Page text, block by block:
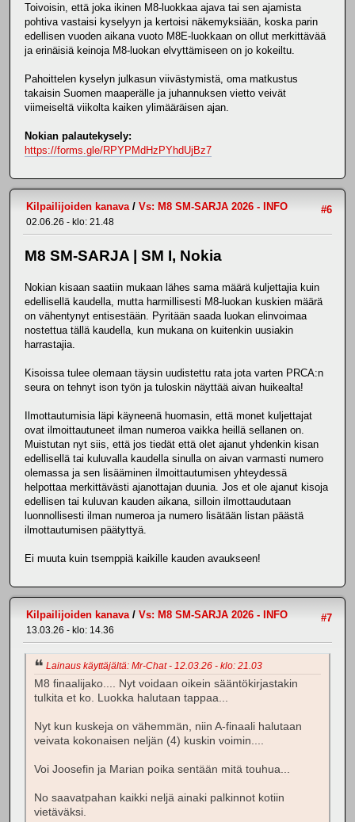
Toivoisin, että joka ikinen M8-luokkaa ajava tai sen ajamista
pohtiva vastaisi kyselyyn ja kertoisi näkemyksiään, koska parin
edellisen vuoden aikana vuoto M8E-luokkaan on ollut merkittävää
ja erinäisiä keinoja M8-luokan elvyttämiseen on jo kokeiltu.
Pahoittelen kyselyn julkasun viivästymistä, oma matkustus
takaisin Suomen maaperälle ja juhannuksen vietto veivät
viimeiseltä viikolta kaiken ylimääräisen ajan.
Nokian palautekysely:
https://forms.gle/RPYPMdHzPYhdUjBz7
#6
Kilpailijoiden kanava/ Vs: M8 SM-SARJA 2026 - INFO
02.06.26 - klo: 21.48
M8 SM-SARJA | SM I, Nokia
Nokian kisaan saatiin mukaan lähes sama määrä kuljettajia kuin
edellisellä kaudella, mutta harmillisesti M8-luokan kuskien määrä
on vähentynyt entisestään. Pyritään saada luokan elinvoimaa
nostettua tällä kaudella, kun mukana on kuitenkin uusiakin
harrastajia.
Kisoissa tulee olemaan täysin uudistettu rata jota varten PRCA:n
seura on tehnyt ison työn ja tuloskin näyttää aivan huikealta!
Ilmottautumisia läpi käyneenä huomasin, että monet kuljettajat
ovat ilmoittautuneet ilman numeroa vaikka heillä sellanen on.
Muistutan nyt siis, että jos tiedät että olet ajanut yhdenkin kisan
edellisellä tai kuluvalla kaudella sinulla on aivan varmasti numero
olemassa ja sen lisääminen ilmoittautumisen yhteydessä
helpottaa merkittävästi ajanottajan duunia. Jos et ole ajanut kisoja
edellisen tai kuluvan kauden aikana, silloin ilmottaudutaan
luonnollisesti ilman numeroa ja numero lisätään listan päästä
ilmottautumisen päätyttyä.
Ei muuta kuin tsemppiä kaikille kauden avaukseen!
#7
Kilpailijoiden kanava / Vs: M8 SM-SARJA 2026 - INFO
13.03.26 - klo: 14.36
Lainaus käyttäjältä: Mr-Chat - 12.03.26 - klo: 21.03
M8 finaalijako.... Nyt voidaan oikein sääntökirjastakin
tulkita et ko. Luokka halutaan tappaa...
Nyt kun kuskeja on vähemmän, niin A-finaali halutaan
veivata kokonaisen neljän (4) kuskin voimin....
Voi Joosefin ja Marian poika sentään mitä touhua...
No saavatpahan kaikki neljä ainaki palkinnot kotiin
vietäväksi.